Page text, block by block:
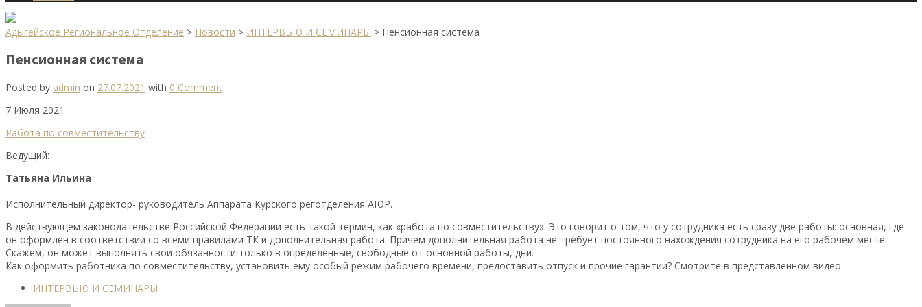
Адыгейское Региональное Отделение > Новости > ИНТЕРВЬЮ И СЕМИНАРЫ > Пенсионная система
Пенсионная система
Posted by admin on 27.07.2021 with 0 Comment
7 Июля 2021
Работа по совместительству
Ведущий:
Татьяна Ильина
Исполнительный директор- руководитель Аппарата Курского реготделения АЮР.
В действующем законодательстве Российской Федерации есть такой термин, как «работа по совместительству». Это говорит о том, что у сотрудника есть сразу две работы: основная, где
он оформлен в соответствии со всеми правилами ТК и дополнительная работа. Причем дополнительная работа не требует постоянного нахождения сотрудника на его рабочем месте.
Скажем, он может выполнять свои обязанности только в определенные, свободные от основной работы, дни.
Как оформить работника по совместительству, установить ему особый режим рабочего времени, предоставить отпуск и прочие гарантии? Смотрите в представленном видео.
ИНТЕРВЬЮ И СЕМИНАРЫ